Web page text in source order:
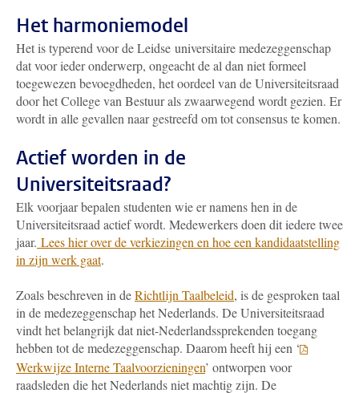
Het harmoniemodel
Het is typerend voor de Leidse universitaire medezeggenschap
dat voor ieder onderwerp, ongeacht de al dan niet formeel
toegewezen bevoegdheden, het oordeel van de Universiteitsraad
door het College van Bestuur als zwaarwegend wordt gezien. Er
wordt in alle gevallen naar gestreefd om tot consensus te komen.
Actief worden in de
Universiteitsraad?
Elk voorjaar bepalen studenten wie er namens hen in de
Universiteitsraad actief wordt. Medewerkers doen dit iedere twee
jaar. Lees hier over de verkiezingen en hoe een kandidaatstelling
in zijn werk gaat.
Zoals beschreven in deRichtlijn Taalbeleid, is de gesproken taal
in de medezeggenschap het Nederlands. De Universiteitsraad
vindt het belangrijk dat niet-Nederlandssprekenden toegang
hebben tot de medezeggenschap. Daarom heeft hij een ‘
Werkwijze Interne Taalvoorzieningen’ ontworpen voor
raadsleden die het Nederlands niet machtig zijn. De